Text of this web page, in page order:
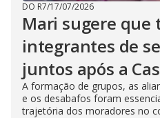
DO R7/17/07/2026
Mari sugere que
integrantes de
juntos após a
A formação de grupos, as
e os desabafos foram
trajetória dos moradores no